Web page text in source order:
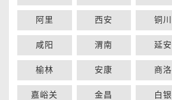
阿里 西安 铜川
咸阳 渭南 延安
榆林 安康 商洛
嘉峪关 金昌 白银